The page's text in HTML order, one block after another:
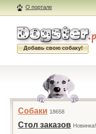
О портале
Добавь свою собаку!
Собаки 18658
Стол заказов Новинка!